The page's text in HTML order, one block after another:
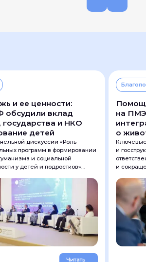
и ее ценности:
обсудили вклад
государства и НКО
детей
дискуссии «Роль
программ в формировании
и социальной
у детей и подростков»
разные институции могут
воспитанию
ценностей у нового
Читать
на
о
и
и
новые
бизнеса».